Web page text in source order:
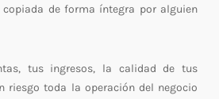
de forma íntegra por alguien
tus ingresos, la calidad de tus
riesgo toda la operación del negocio